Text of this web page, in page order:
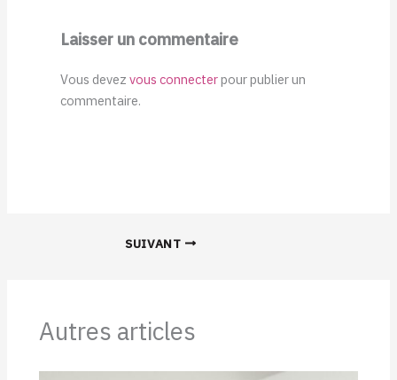
Laisser un commentaire
Vous devezvous connecterpour publier un
commentaire.
SUIVANT
Autres articles